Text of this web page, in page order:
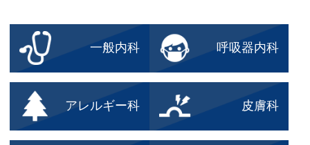
一般内科 呼吸器内科
アレルギー科 皮膚科